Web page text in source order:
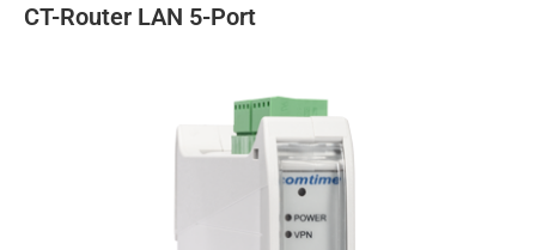
CT-Router LAN 5-Port